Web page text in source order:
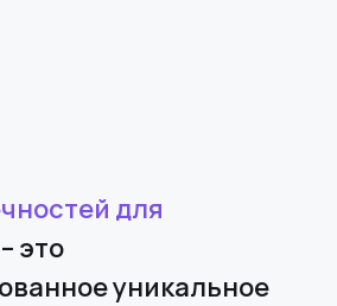
для
– это
уникальное